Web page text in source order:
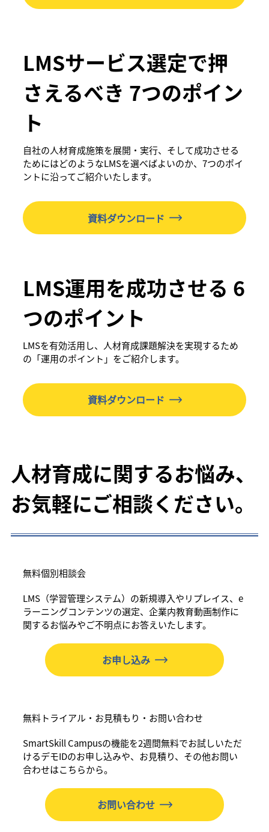
LMSサービス選定で押
さえるべき 7つのポイン
ト
自社の人材育成施策を展開・実行、そして成功させる
ためにはどのようなLMSを選べばよいのか、7つのポイ
ントに沿ってご紹介いたします。
資料ダウンロード
LMS運用を成功させる 6
つのポイント
LMSを有効活用し、人材育成課題解決を実現するため
の「運用のポイント」をご紹介します。
資料ダウンロード
人材育成に関するお悩み、
お気軽にご相談ください。
無料個別相談会
LMS（学習管理システム）の新規導入やリプレイス、e
ラーニングコンテンツの選定、企業内教育動画制作に
関するお悩みやご不明点にお答えいたします。
お申し込み
無料トライアル・お見積もり・お問い合わせ
SmartSkill Campusの機能を2週間無料でお試しいただ
けるデモIDのお申し込みや、お見積り、その他お問い
合わせはこちらから。
お問い合わせ